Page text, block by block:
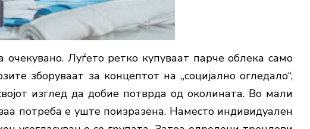
Луѓето ретко купуваат парче облека само
зборуваат за концептот на „социјално огледало“,
изглед да добие потврда од околината. Во мали
потреба е уште поизразена. Наместо индивидуален